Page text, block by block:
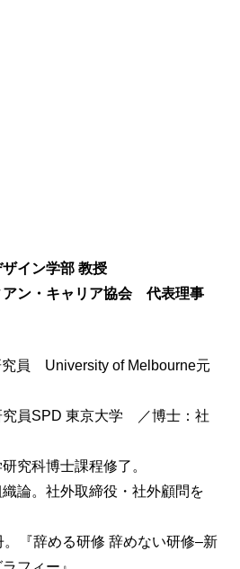
イン学部 教授
アン・キャリア協会 代表理事
究員 University of Melbourne元
究員SPD 東京大学 ／博士：社
究科博士課程修了。
論。社外取締役・社外顧問を
『辞める研修 辞めない研修–新